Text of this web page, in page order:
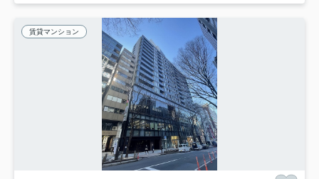
賃貸マンション